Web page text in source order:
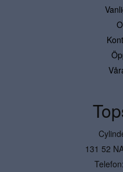
131 52
Telefon: